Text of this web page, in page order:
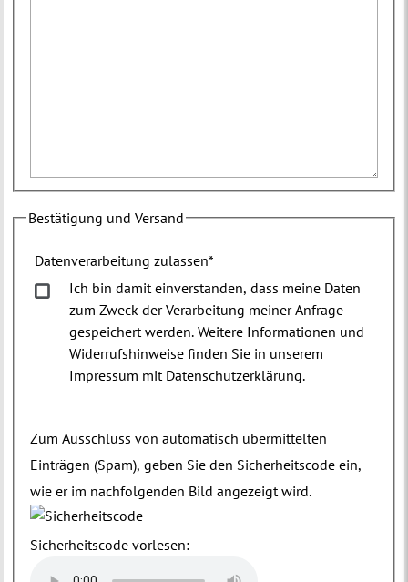
Bestätigung und Versand
Datenverarbeitung zulassen*
Ich bin damit einverstanden, dass meine Daten
zum Zweck der Verarbeitung meiner Anfrage
gespeichert werden. Weitere Informationen und
Widerrufshinweise finden Sie in unserem
Impressum mit Datenschutzerklärung.
Zum Ausschluss von automatisch übermittelten
Einträgen (Spam), geben Sie den Sicherheitscode ein,
wie er im nachfolgenden Bild angezeigt wird.
Sicherheitscode vorlesen: